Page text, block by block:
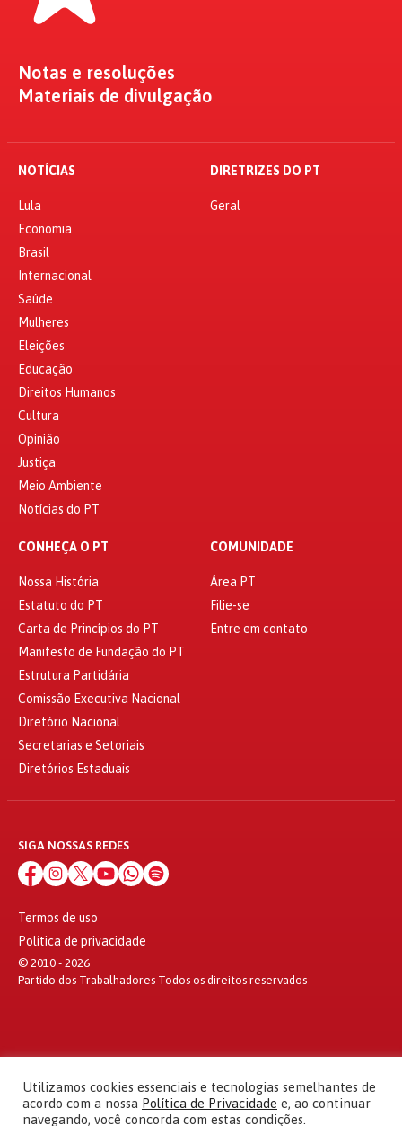
Notas e resoluções
Materiais de divulgação
NOTÍCIAS
Lula
Economia
Brasil
Internacional
Saúde
Mulheres
Eleições
Educação
Direitos Humanos
Cultura
Opinião
Justiça
Meio Ambiente
Notícias do PT
DIRETRIZES DO PT
Geral
CONHEÇA O PT
Nossa História
Estatuto do PT
Carta de Princípios do PT
Manifesto de Fundação do PT
Estrutura Partidária
Comissão Executiva Nacional
Diretório Nacional
Secretarias e Setoriais
Diretórios Estaduais
COMUNIDADE
Área PT
Filie-se
Entre em contato
SIGA NOSSAS REDES
Termos de uso
Política de privacidade
© 2010 - 2026
Partido dos Trabalhadores Todos os direitos reservados
Utilizamos cookies essenciais e tecnologias semelhantes de
acordo com a nossa Política de Privacidade e, ao continuar
navegando, você concorda com estas condições.